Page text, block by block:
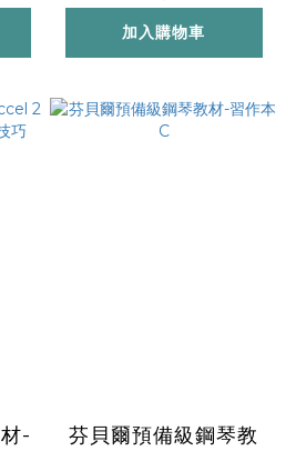
加入購物車
-
芬貝爾預備級鋼琴教